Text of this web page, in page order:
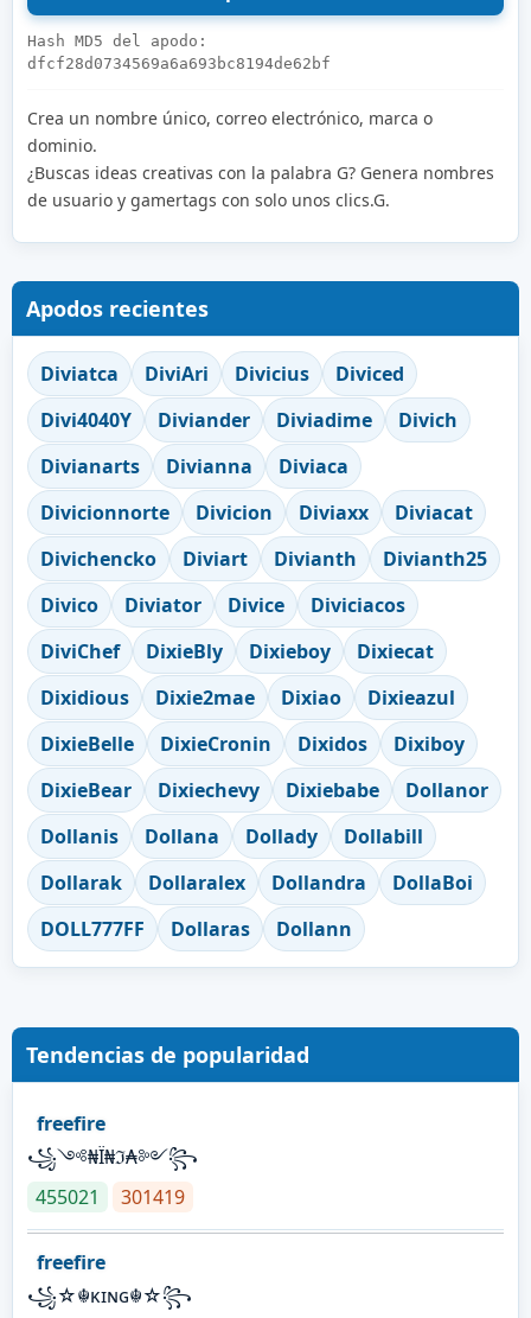
Hash MD5 del apodo:
dfcf28d0734569a6a693bc8194de62bf
Crea un nombre único, correo electrónico, marca o
dominio.
¿Buscas ideas creativas con la palabra G? Genera nombres
de usuario y gamertags con solo unos clics.G.
Apodos recientes
Diviatca DiviAri Divicius
Diviced
Divi4040Y
Diviander Diviadime
Divich
Divianarts
Divianna
Diviaca
Divicionnorte
Divicion Diviaxx
Diviacat
Divichencko
Diviart Divianth
Divianth25
Divico
Diviator Divice
Diviciacos
DiviChef
DixieBly Dixieboy
Dixiecat
Dixidious
Dixie2mae Dixiao
Dixieazul
DixieBelle
DixieCronin Dixidos
Dixiboy
DixieBear
Dixiechevy Dixiebabe
Dollanor
Dollanis
Dollana Dollady
Dollabill
Dollarak
Dollaralex Dollandra
DollaBoi
DOLL777FF
Dollaras Dollann
Tendencias de popularidad
freefire
꧁༺₦Ї₦ℑ₳༻꧂
455021
301419
freefire
꧁☆☬κɪɴɢ☬☆꧂